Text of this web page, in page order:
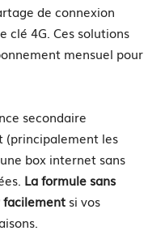
de connexion
clé 4G. Ces solutions
mensuel pour
secondaire
(principalement les
box internet sans
La formule sans
facilement si vos